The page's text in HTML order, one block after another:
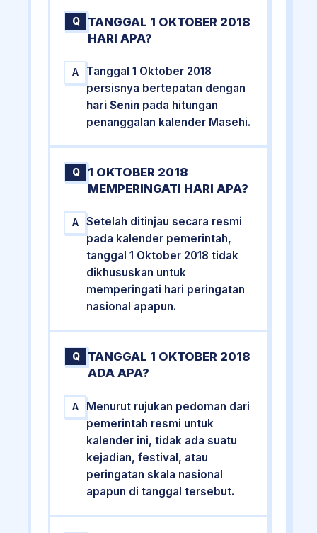
Q
TANGGAL 1 OKTOBER 2018
HARI APA?
A
Tanggal 1 Oktober 2018
persisnya bertepatan dengan
hari Senin pada hitungan
penanggalan kalender Masehi.
Q
1 OKTOBER 2018
MEMPERINGATI HARI APA?
A
Setelah ditinjau secara resmi
pada kalender pemerintah,
tanggal 1 Oktober 2018 tidak
dikhususkan untuk
memperingati hari peringatan
nasional apapun.
Q
TANGGAL 1 OKTOBER 2018
ADA APA?
A
Menurut rujukan pedoman dari
pemerintah resmi untuk
kalender ini, tidak ada suatu
kejadian, festival, atau
peringatan skala nasional
apapun di tanggal tersebut.